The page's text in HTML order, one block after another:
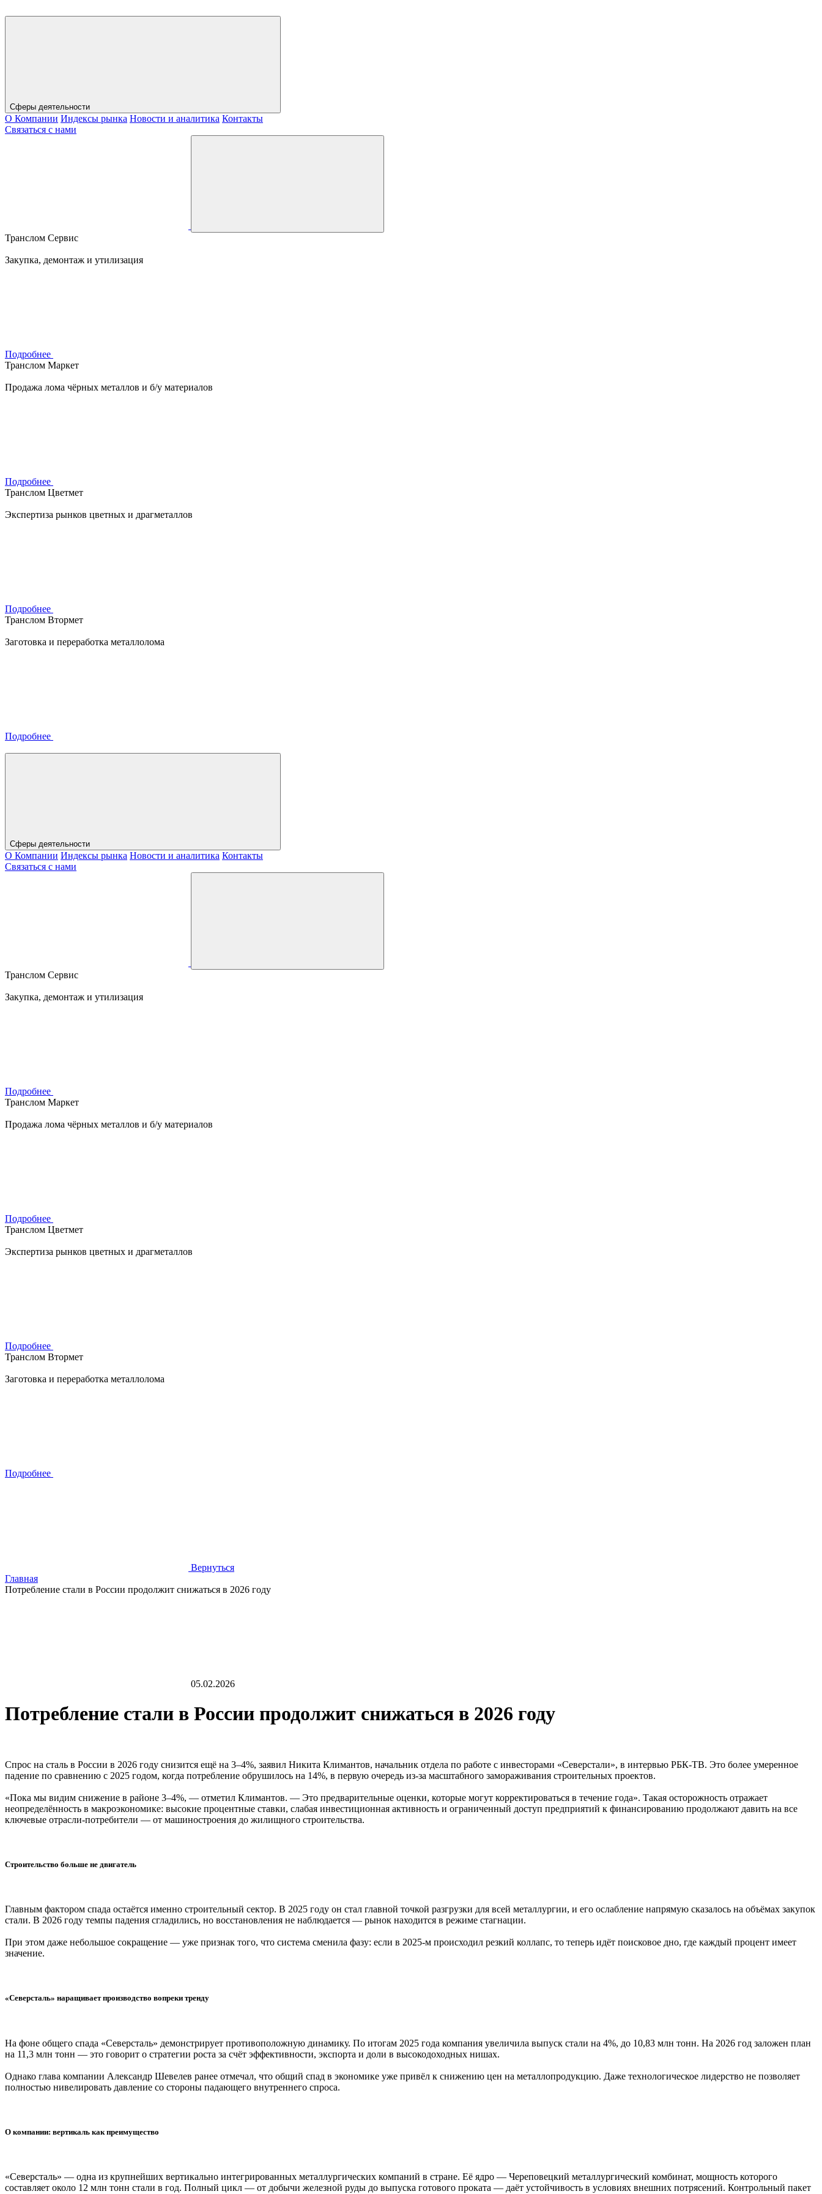
Сферы деятельности
О Компании Индексы рынка Новости и аналитика Контакты
Связаться с нами
Транслом Сервис
Закупка, демонтаж и утилизация
Подробнее
Транслом Маркет
Продажа лома чёрных металлов и б/у материалов
Подробнее
Транслом Цветмет
Экспертиза рынков цветных и драгметаллов
Подробнее
Транслом Втормет
Заготовка и переработка металлолома
Подробнее
Сферы деятельности
О Компании Индексы рынка Новости и аналитика Контакты
Связаться с нами
Транслом Сервис
Закупка, демонтаж и утилизация
Подробнее
Транслом Маркет
Продажа лома чёрных металлов и б/у материалов
Подробнее
Транслом Цветмет
Экспертиза рынков цветных и драгметаллов
Подробнее
Транслом Втормет
Заготовка и переработка металлолома
Подробнее
Вернуться
Главная
Потребление стали в России продолжит снижаться в 2026 году
05.02.2026
Потребление стали в России продолжит снижаться в 2026 году
Спрос на сталь в России в 2026 году снизится ещё на 3–4%, заявил Никита Климантов, начальник отдела по работе с инвесторами «Северстали», в интервью РБК-ТВ. Это более умеренное
падение по сравнению с 2025 годом, когда потребление обрушилось на 14%, в первую очередь из-за масштабного замораживания строительных проектов.
«Пока мы видим снижение в районе 3–4%, — отметил Климантов. — Это предварительные оценки, которые могут корректироваться в течение года». Такая осторожность отражает
неопределённость в макроэкономике: высокие процентные ставки, слабая инвестиционная активность и ограниченный доступ предприятий к финансированию продолжают давить на все
ключевые отрасли-потребители — от машиностроения до жилищного строительства.
Строительство больше не двигатель
Главным фактором спада остаётся именно строительный сектор. В 2025 году он стал главной точкой разгрузки для всей металлургии, и его ослабление напрямую сказалось на объёмах закупок
стали. В 2026 году темпы падения сгладились, но восстановления не наблюдается — рынок находится в режиме стагнации.
При этом даже небольшое сокращение — уже признак того, что система сменила фазу: если в 2025-м происходил резкий коллапс, то теперь идёт поисковое дно, где каждый процент имеет
значение.
«Северсталь» наращивает производство вопреки тренду
На фоне общего спада «Северсталь» демонстрирует противоположную динамику. По итогам 2025 года компания увеличила выпуск стали на 4%, до 10,83 млн тонн. На 2026 год заложен план
на 11,3 млн тонн — это говорит о стратегии роста за счёт эффективности, экспорта и доли в высокодоходных нишах.
Однако глава компании Александр Шевелев ранее отмечал, что общий спад в экономике уже привёл к снижению цен на металлопродукцию. Даже технологическое лидерство не позволяет
полностью нивелировать давление со стороны падающего внутреннего спроса.
О компании: вертикаль как преимущество
«Северсталь» — одна из крупнейших вертикально интегрированных металлургических компаний в стране. Её ядро — Череповецкий металлургический комбинат, мощность которого
составляет около 12 млн тонн стали в год. Полный цикл — от добычи железной руды до выпуска готового проката — даёт устойчивость в условиях внешних потрясений. Контрольный пакет